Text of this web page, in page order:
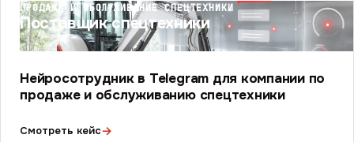
ПРОДАЖА И ОБСЛУЖИВАНИЕ СПЕЦТЕХНИКИ
Поставщик спецтехники
Нейросотрудник в Telegram для компании по
продаже и обслуживанию спецтехники
Смотреть кейс→